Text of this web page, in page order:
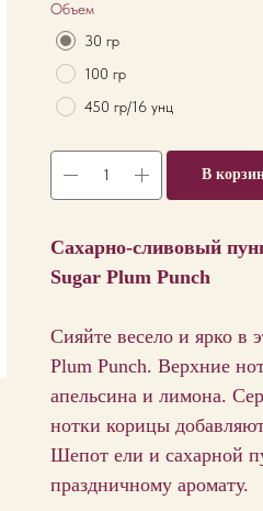
Объем
30 гр
100 гр
450 гр/16 унц
В
Сахарно-сливовый
Sugar Plum Punch
Сияйте весело и ярко в
Plum Punch. Верхние
апельсина и лимона.
нотки корицы
Шепот ели и сахарной
праздничному аромату.